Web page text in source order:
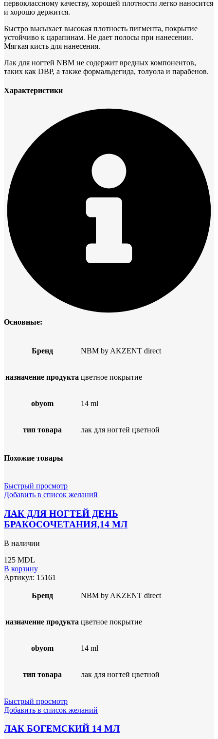
первоклассному качеству, хорошей плотности легко наносится
и хорошо держится.
Быстро высыхает высокая плотность пигмента, покрытие
устойчиво к царапинам. Не дает полосы при нанесении.
Мягкая кисть для нанесения.
Лак для ногтей NBM не содержит вредных компонентов,
таких как DBP, а также формальдегида, толуола и парабенов.
Характеристики
Основные:
Бренд NBM by AKZENT direct
назначение продукта цветное покрытие
obyom 14 ml
тип товара лак для ногтей цветной
Похожие товары
Быстрый просмотр
Добавить в список желаний
ЛАК ДЛЯ НОГТЕЙ ДЕНЬ
БРАКОСОЧЕТАНИЯ,14 МЛ
В наличии
125 MDL
В корзину
Артикул: 15161
Бренд NBM by AKZENT direct
назначение продукта цветное покрытие
obyom 14 ml
тип товара лак для ногтей цветной
Быстрый просмотр
Добавить в список желаний
ЛАК БОГЕМСКИЙ 14 МЛ